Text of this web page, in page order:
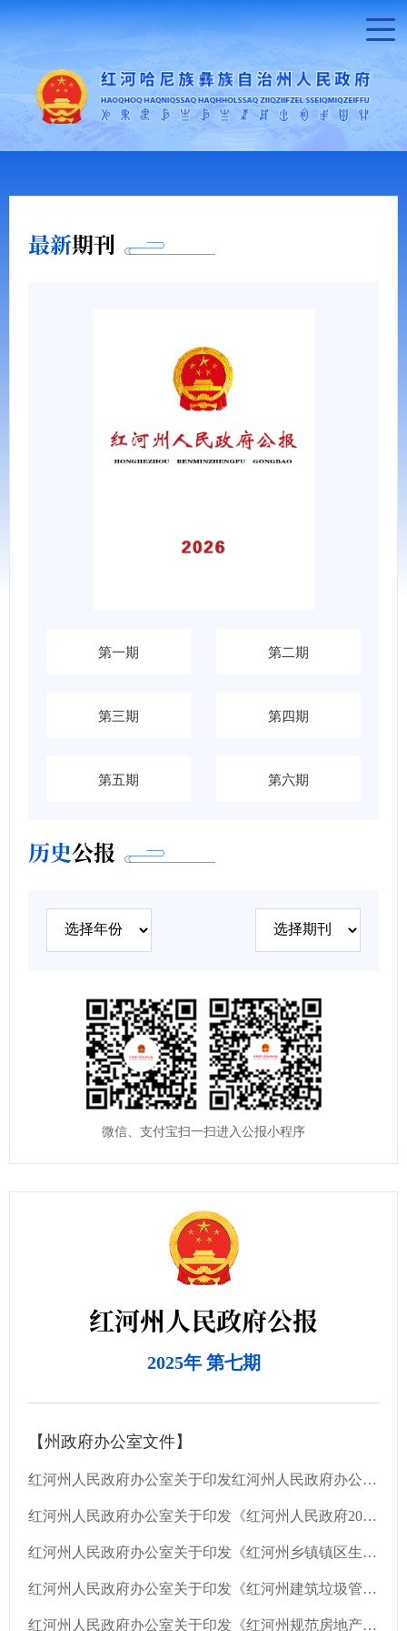
最新期刊
第一期 第二期
第三期 第四期
第五期 第六期
历史公报
微信、支付宝扫一扫进入公报小程序
红河州人民政府公报
2025年 第七期
【州政府办公室文件】
红河州人民政府办公室关于印发红河州人民政府办公室领导班子成员工作分工的通知
红河州人民政府办公室关于印发《红河州人民政府2025年挂牌督办安全生产重大隐患名单（第一批...
红河州人民政府办公室关于印发《红河州乡镇镇区生活污水和农村生活垃圾处理设施建设运行管理...
红河州人民政府办公室关于印发《红河州建筑垃圾管理办法（试行）》的通知
红河州人民政府办公室关于印发《红河州规范房地产企业及促进房地产市场回稳向好工作措施》的通知